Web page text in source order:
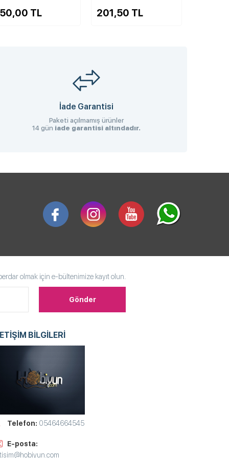
201,50 TL 201,50 TL
İade Garantisi
Paketi açılmamış ürünler
14 gün iade garantisi altındadır.
olmak için e-bültenimize kayıt olun.
BİLGİLERİ
Telefon: 05464664545
E-posta: